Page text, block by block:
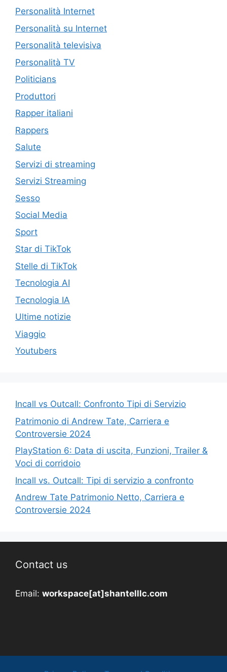
Personalità Internet
Personalità su Internet
Personalità televisiva
Personalità TV
Politicians
Produttori
Rapper italiani
Rappers
Salute
Servizi di streaming
Servizi Streaming
Sesso
Social Media
Sport
Star di TikTok
Stelle di TikTok
Tecnologia AI
Tecnologia IA
Ultime notizie
Viaggio
Youtubers
Incall vs Outcall: Confronto Tipi di Servizio
Patrimonio di Andrew Tate, Carriera e
Controversie 2024
PlayStation 6: Data di uscita, Funzioni, Trailer &
Voci di corridoio
Incall vs. Outcall: Tipi di servizio a confronto
Andrew Tate Patrimonio Netto, Carriera e
Controversie 2024
Contact us
Email: workspace[at]shantelllc.com